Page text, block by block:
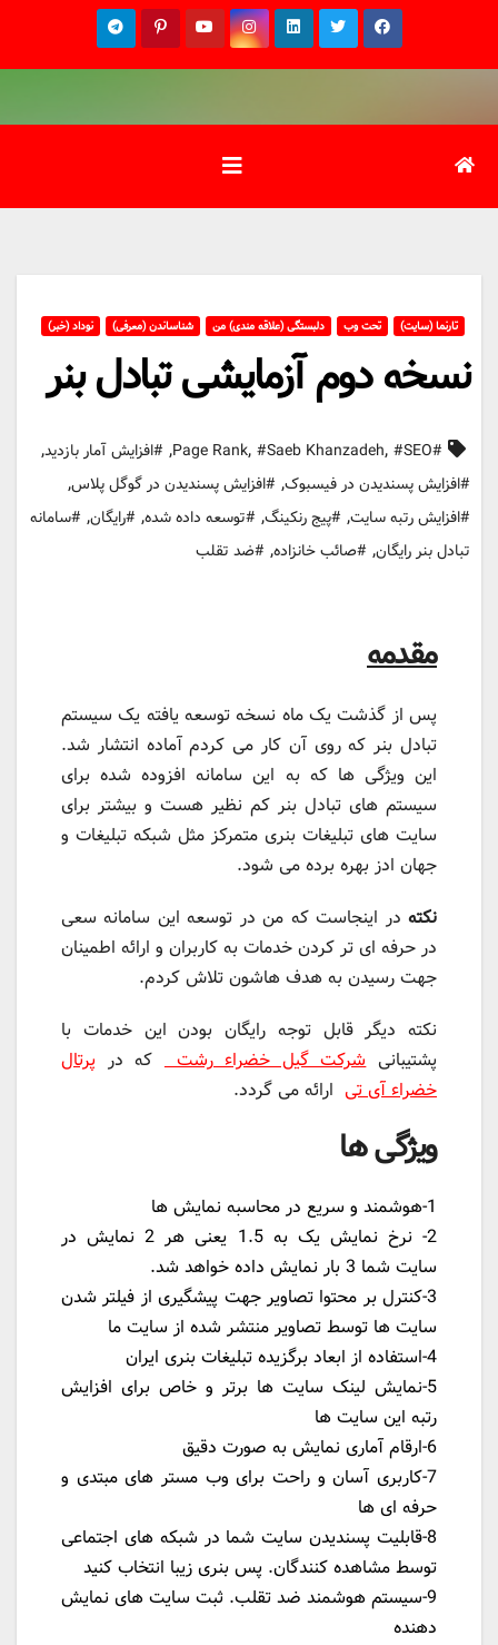
تارنما (سایت) تحت وب دلبستگی (علاقه مندی) من شناساندن (معرفی) نوداد (خبر)
نسخه دوم آزمایشی تبادل بنر
#Page Rank
, #Saeb Khanzadeh, #SEO
, #افزایش آمار بازدید,
#افزایش پسندیدن در فیسبوک, #افزایش پسندیدن در گوگل پلاس,
#افزایش رتبه سایت, #پیج رنکینگ, #توسعه داده شده, #رایگان, #سامانه
تبادل بنر رایگان, #صائب خانزاده, #ضد تقلب
مقدمه
پس از گذشت یک ماه نسخه توسعه یافته یک سیستم
تبادل بنر که روی آن کار می کردم آماده انتشار شد.
این ویژگی ها که به این سامانه افزوده شده برای
سیستم های تبادل بنر کم نظیر هست و بیشتر برای
سایت های تبلیغات بنری متمرکز مثل شبکه تبلیغات و
جهان ادز بهره برده می شود.
نکته در اینجاست که من در توسعه این سامانه سعی
در حرفه ای تر کردن خدمات به کاربران و ارائه اطمینان
جهت رسیدن به هدف هاشون تلاش کردم.
نکته دیگر قابل توجه رایگان بودن این خدمات با
پشتیبانیشرکت گیل خضراء رشتکه در پرتال
خضراء آی تی ارائه می گردد.
ویژگی ها
1-هوشمند و سریع در محاسبه نمایش ها
2- نرخ نمایش یک به 1.5 یعنی هر 2 نمایش در
سایت شما 3 بار نمایش داده خواهد شد.
3-کنترل بر محتوا تصاویر جهت پیشگیری از فیلتر شدن
سایت ها توسط تصاویر منتشر شده از سایت ما
4-استفاده از ابعاد برگزیده تبلیغات بنری ایران
5-نمایش لینک سایت ها برتر و خاص برای افزایش
رتبه این سایت ها
6-ارقام آماری نمایش به صورت دقیق
7-کاربری آسان و راحت برای وب مستر های مبتدی و
حرفه ای ها
8-قابلیت پسندیدن سایت شما در شبکه های اجتماعی
توسط مشاهده کنندگان. پس بنری زیبا انتخاب کنید
9-سیستم هوشمند ضد تقلب. ثبت سایت های نمایش
دهنده